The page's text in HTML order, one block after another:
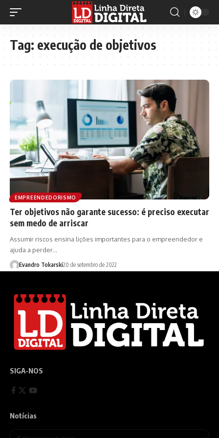
Tag: execução de objetivos
EMPREENDEDORISMO
Ter objetivos não garante sucesso: é preciso executar
sem medo de arriscar
Assumir riscos ensina lições importantes para o empreendedor e
ajuda a perder…
Evandro Tokarski20 de setembro de 2022
SIGA-NOS
Notícias